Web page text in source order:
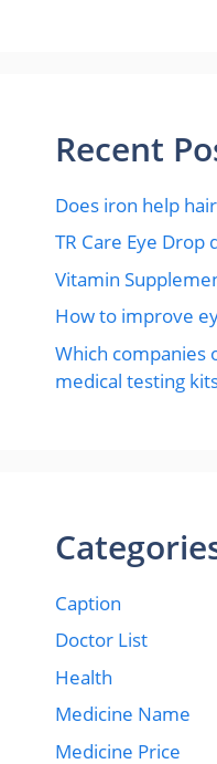
Recent
Does iron help
TR Care Eye Drop
Vitamin
How to improve
Which companies
medical testing
Caption
Doctor List
Health
Medicine Name
Medicine Price